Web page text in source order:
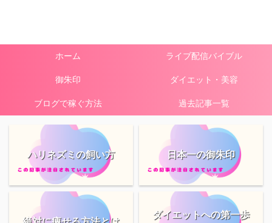
ホーム ライブ配信バイブル
御朱印 ダイエット・美容
ブログで稼ぐ方法 過去記事一覧
ハリネズミの飼い方 日本一の御朱印
ダイエットへの第一歩